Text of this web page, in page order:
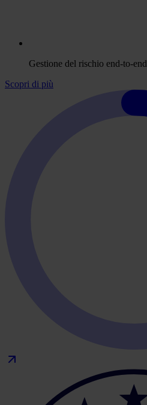
Gestione del rischio end-to-end
Scopri di più